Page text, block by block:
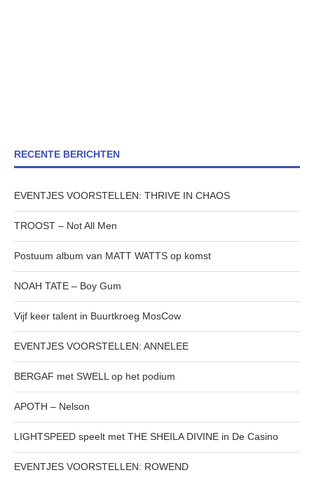
RECENTE BERICHTEN
EVENTJES VOORSTELLEN: THRIVE IN CHAOS
TROOST – Not All Men
Postuum album van MATT WATTS op komst
NOAH TATE – Boy Gum
Vijf keer talent in Buurtkroeg MosCow
EVENTJES VOORSTELLEN: ANNELEE
BERGAF met SWELL op het podium
APOTH – Nelson
LIGHTSPEED speelt met THE SHEILA DIVINE in De Casino
EVENTJES VOORSTELLEN: ROWEND